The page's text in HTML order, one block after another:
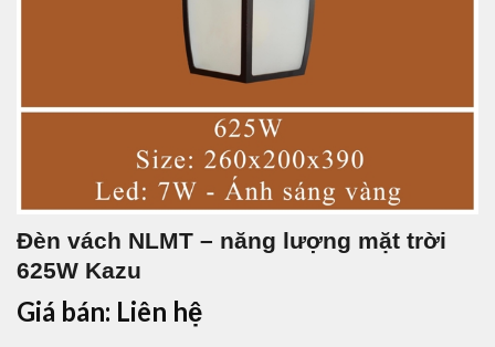
Đèn vách NLMT – năng lượng mặt trời
625W Kazu
Giá bán: Liên hệ